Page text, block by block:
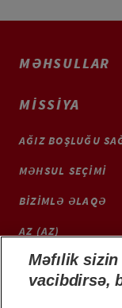
MƏHSULLAR
MISSIYA
AĞIZ BOŞLUĞU
MƏHSUL SEÇIMI
BIZIMLƏ ƏLAQƏ
AZ (AZ)
Məfılik
vacibdirsə,